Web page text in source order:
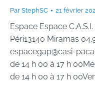
Par StephSC 21 février
Espace Espace
Péri13140 Miramas
espacegap@casi-
de 14 h 00 à 17 h
de 14 h 00 à 17 h